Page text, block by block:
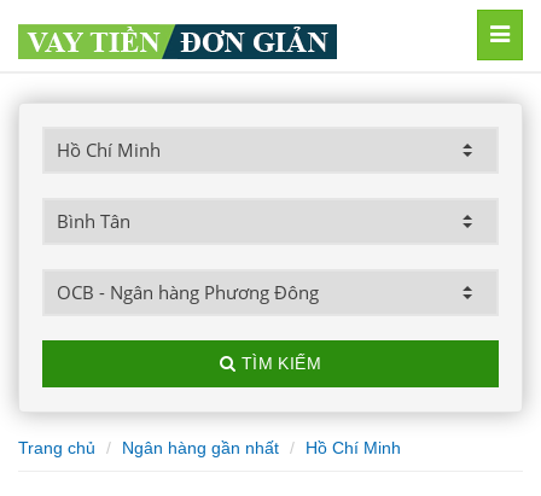
TÌM KIẾM
Trang chủ Ngân hàng gần nhất Hồ Chí Minh